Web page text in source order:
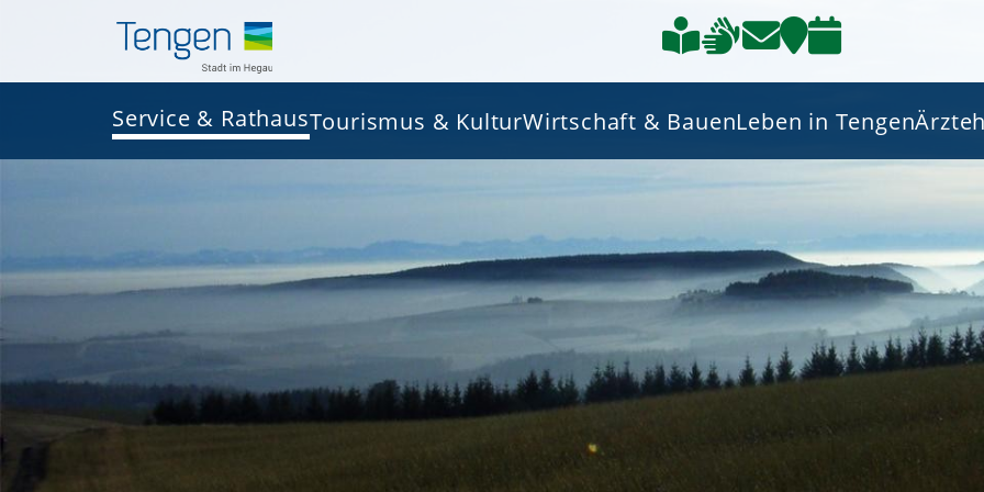
Service & RathausTourismus & KulturWirtschaft & BauenLeben in Tengen